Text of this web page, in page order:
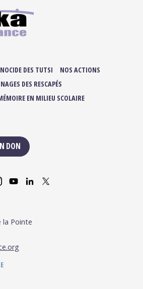
DES TUTSI
NOS ACTIONS
DES RESCAPÉS
EN MILIEU SCOLAIRE
DON
la Pointe